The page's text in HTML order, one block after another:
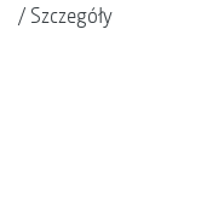
Szczegóły